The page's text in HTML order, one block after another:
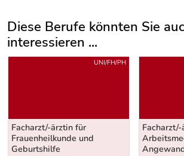
Diese Berufe könnten Sie
interessieren ...
Uber weitere Berufsvorschläge
Facharzt/-ärztin für
Frauenheilkunde und
Geburtshilfe
UNI/FH/PH